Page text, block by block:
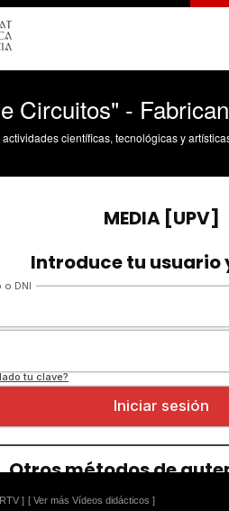
Circuitos" -
científicas, tecnológicas y
] [ Ver más Vídeos didácticos ]